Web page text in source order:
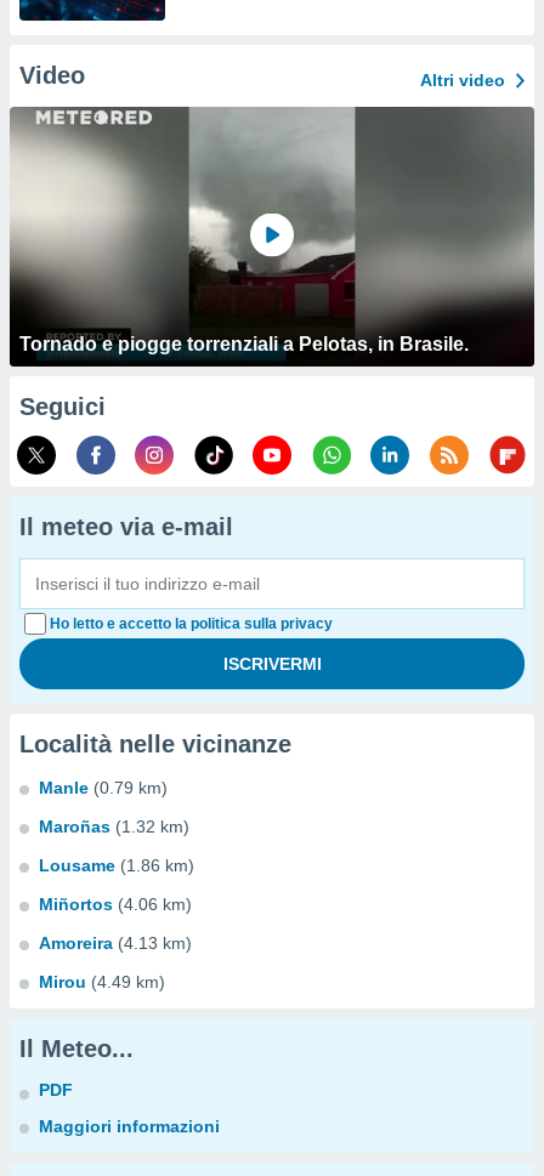
Video Altri video
Tornado e piogge torrenziali a Pelotas, in Brasile.
Seguici
Il meteo via e-mail
Ho letto e accetto la politica sulla privacy
Località nelle vicinanze
Manle (0.79 km)
Maroñas (1.32 km)
Lousame (1.86 km)
Miñortos (4.06 km)
Amoreira (4.13 km)
Mirou (4.49 km)
Il Meteo...
PDF
Maggiori informazioni